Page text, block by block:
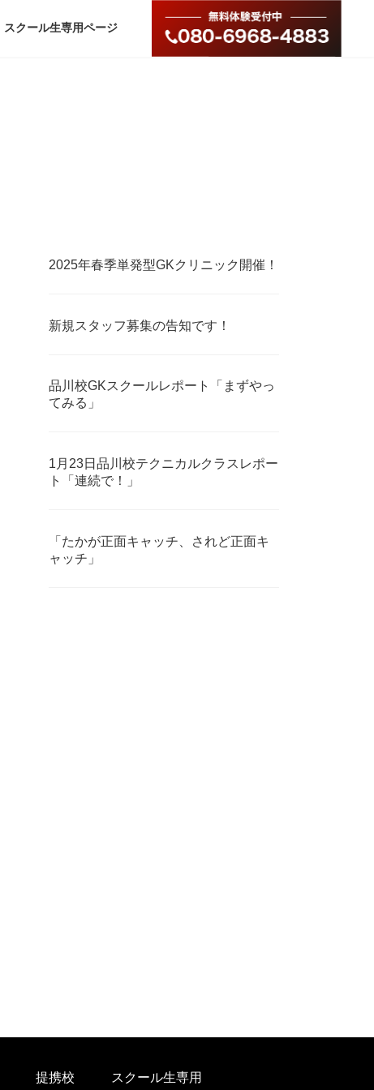
スクール生専用ページ
2025年春季単発型GKクリニック開催！
新規スタッフ募集の告知です！
品川校GKスクールレポート「まずやっ
てみる」
1月23日品川校テクニカルクラスレポー
ト「連続で！」
「たかが正面キャッチ、されど正面キ
ャッチ」
提携校 スクール生専用